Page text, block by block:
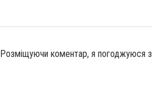
Розміщуючи коментар, я погоджуюся з